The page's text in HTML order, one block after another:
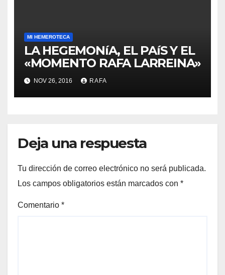
MI HEMEROTECA
LA HEGEMONíA, EL PAíS Y EL
«MOMENTO RAFA LARREINA»
NOV 26, 2016 RAFA
Deja una respuesta
Tu dirección de correo electrónico no será publicada.
Los campos obligatorios están marcados con *
Comentario *